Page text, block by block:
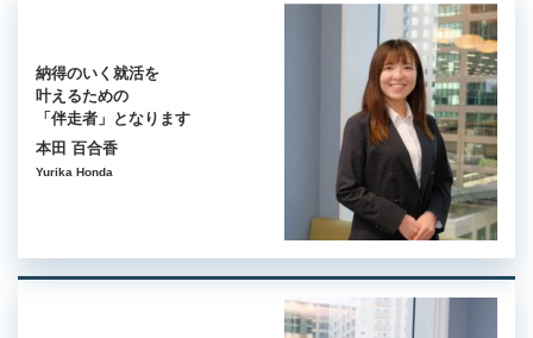
納得のいく就活を
叶えるための
「伴走者」となります
本田 百合香
Yurika Honda